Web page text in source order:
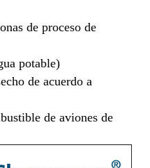
de proceso de
potable)
de acuerdo a
de aviones de